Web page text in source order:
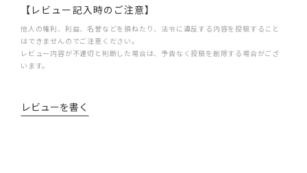
【レビュー記入時のご注意】
他人の権利、利益、名誉などを損ねたり、法令に違反する内容を投稿すること
はできませんのでご注意ください。
レビュー内容が不適切と判断した場合は、予告なく投稿を削除する場合がござ
います。
レビューを書く